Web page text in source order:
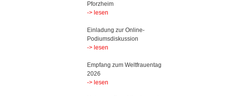
Pforzheim
-> lesen
Einladung zur Online-
Podiumsdiskussion
-> lesen
Empfang zum Weltfrauentag
2026
-> lesen